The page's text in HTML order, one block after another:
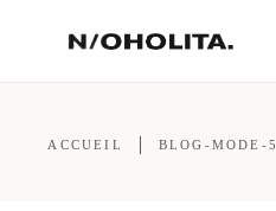
ACCUEIL BLOG-MODE-5